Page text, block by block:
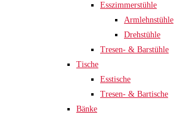
Esszimmerstühle
Armlehnstühle
Drehstühle
Tresen- & Barstühle
Tische
Esstische
Tresen- & Bartische
Bänke